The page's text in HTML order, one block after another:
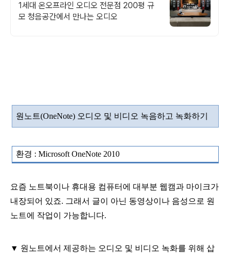
1세대 온오프라인 오디오 전문점 200평 규
모 청음공간에서 만나는 오디오
원노트(OneNote) 오디오 및 비디오 녹음하고 녹화하기
환경 : Microsoft OneNote 2010
요즘 노트북이나 휴대용 컴퓨터에 대부분 웹캠과 마이크가
내장되어 있죠. 그래서 글이 아닌 동영상이나 음성으로 원
노트에 작업이 가능합니다.
▼ 원노트에서 제공하는 오디오 및 비디오 녹화를 위해 삽